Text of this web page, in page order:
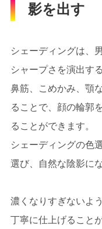
影を出す
シェーディングは、
シャープさを演出す
鼻筋、こめかみ、顎
ることで、顔の輪郭
ることができます。
シェーディングの色
選び、自然な陰影に
濃くなりすぎないよ
丁寧に仕上げること